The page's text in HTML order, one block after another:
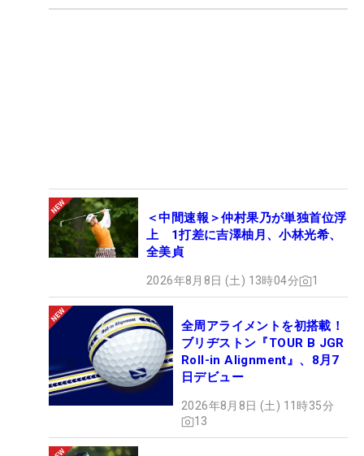
＜中間速報＞仲村果乃が単独首位浮
上 1打差に吉澤柚月、小林光希、
全美貞
2026年8月8日 (土) 13時04分 1
全周アライメントを初搭載！
ブリヂストン『TOUR B JGR
Roll-in Alignment』、8月7
日デビュー
2026年8月8日 (土) 11時35分
13